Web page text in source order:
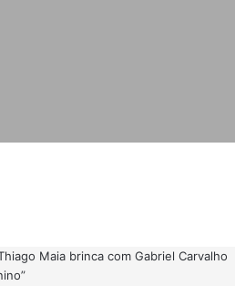
Maia brinca com Gabriel Carvalho